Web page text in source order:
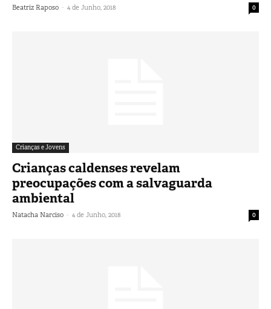
Beatriz Raposo - 4 de Junho, 2018 0
Crianças e Jovens
Crianças caldenses revelam
preocupações com a salvaguarda
ambiental
Natacha Narciso - 4 de Junho, 2018 0